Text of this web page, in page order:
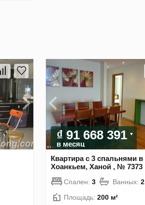
₫ 91 668 391
в месяц
Квартира с 3 спальнями в
Хоанкьем, Ханой , № 7373
Спален: 3 Ванных: 2
Площадь: 200 м²